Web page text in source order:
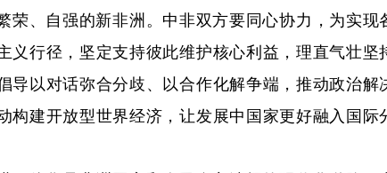
荣、自强的新非洲。中非双方要同心协力，为实现
义行径，坚定支持彼此维护核心利益，理直气壮坚
导以对话弥合分歧、以合作化解争端，推动政治解
构建开放型世界经济，让发展中国家更好融入国际